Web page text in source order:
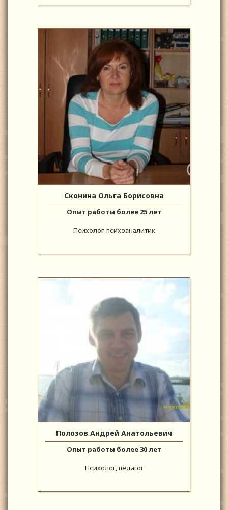
Сконина Ольга Борисовна
Опыт работы более 25 лет
Психолог-психоаналитик
Полозов Андрей Анатольевич
Опыт работы более 30 лет
Психолог, педагог